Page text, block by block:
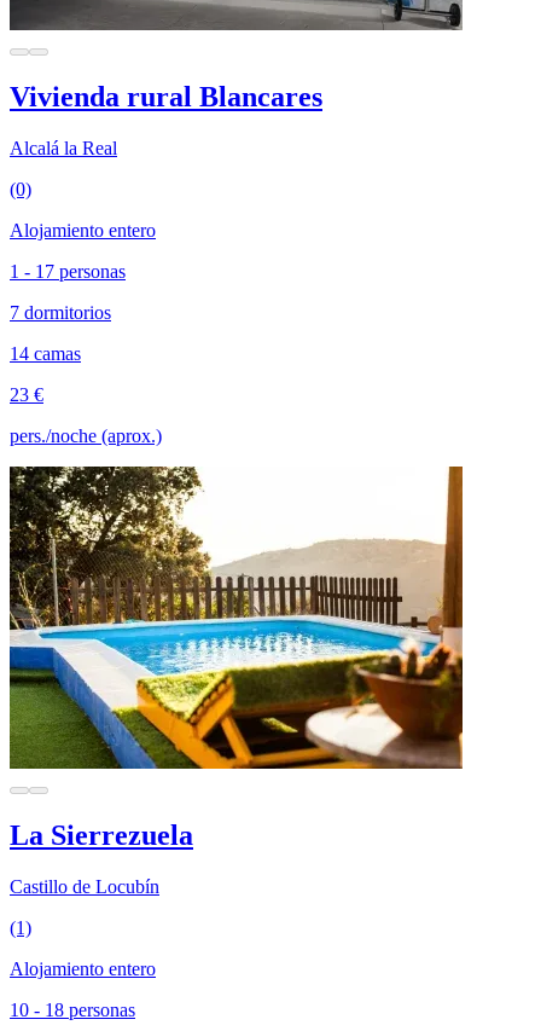
Vivienda rural Blancares
Alcalá la Real
(0)
Alojamiento entero
1 - 17 personas
7 dormitorios
14 camas
23 €
pers./noche (aprox.)
La Sierrezuela
Castillo de Locubín
(1)
Alojamiento entero
10 - 18 personas